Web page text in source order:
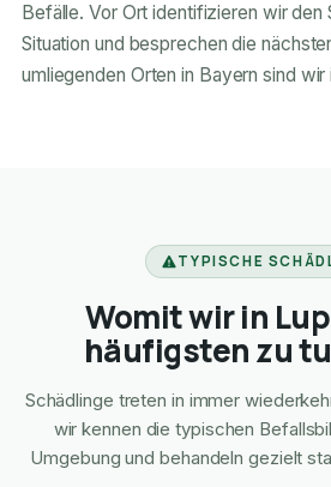
Befälle. Vor Ort identifizieren wir den
Situation und besprechen die
umliegenden Orten in Bayern sind wir
TYPISCHE
Womit wir in
häufigsten zu
Schädlinge treten in immer
wir kennen die typischen
Umgebung und behandeln gezielt